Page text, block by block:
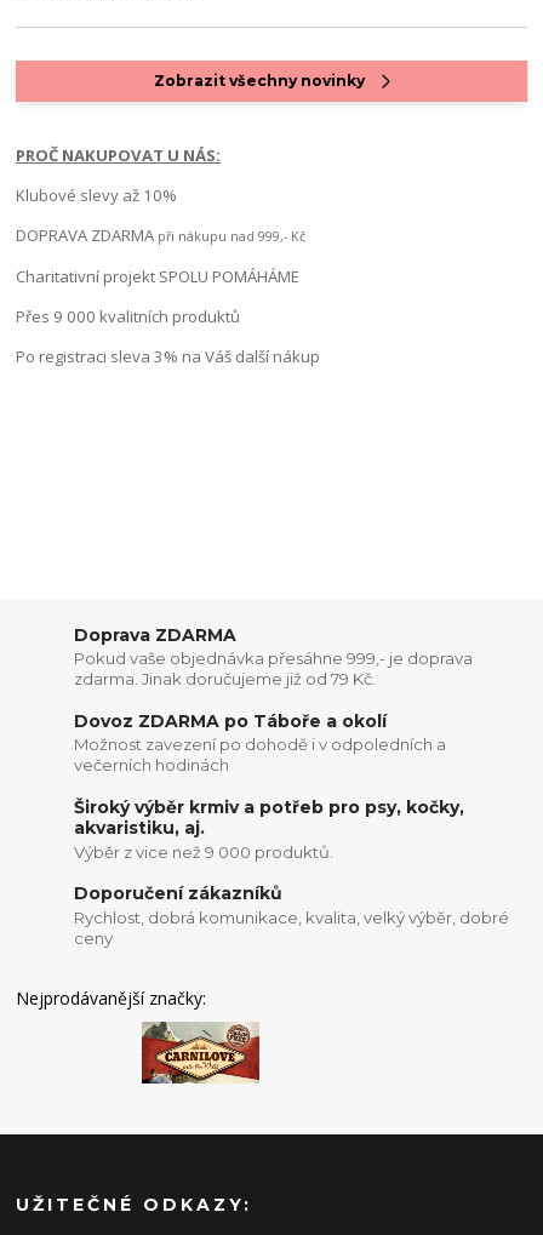
Zobrazit všechny novinky
PROČ NAKUPOVAT U NÁS:
Klubové slevy až 10%
DOPRAVA ZDARMA při nákupu nad 999,- Kč
Charitativní projekt SPOLU POMÁHÁME
Přes 9 000 kvalitních produktů
Po registraci sleva 3% na Váš další nákup
Doprava ZDARMA
Pokud vaše objednávka přesáhne 999,- je doprava
zdarma. Jinak doručujeme již od 79 Kč.
Dovoz ZDARMA po Táboře a okolí
Možnost zavezení po dohodě i v odpoledních a
večerních hodinách
Široký výběr krmiv a potřeb pro psy, kočky,
akvaristiku, aj.
Výběr z vice než 9 000 produktů.
Doporučení zákazníků
Rychlost, dobrá komunikace, kvalita, velký výběr, dobré
ceny
Nejprodávanější značky:
UŽITEČNÉ ODKAZY: